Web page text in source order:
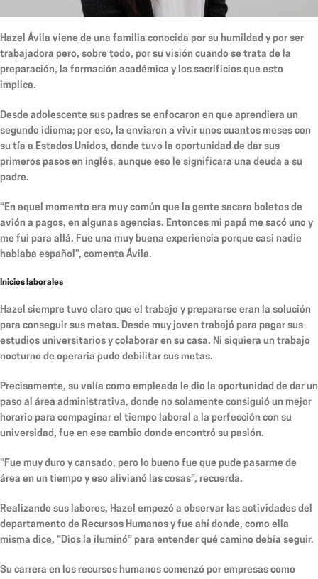
Hazel Ávila viene de una familia conocida por su humildad y por ser
trabajadora pero, sobre todo, por su visión cuando se trata de la
preparación, la formación académica y los sacrificios que esto
implica.
Desde adolescente sus padres se enfocaron en que aprendiera un
segundo idioma; por eso, la enviaron a vivir unos cuantos meses con
su tía a Estados Unidos, donde tuvo la oportunidad de dar sus
primeros pasos en inglés, aunque eso le significara una deuda a su
padre.
“En aquel momento era muy común que la gente sacara boletos de
avión a pagos, en algunas agencias. Entonces mi papá me sacó uno y
me fui para allá. Fue una muy buena experiencia porque casi nadie
hablaba español”, comenta Ávila.
Inicios laborales
Hazel siempre tuvo claro que el trabajo y prepararse eran la solución
para conseguir sus metas. Desde muy joven trabajó para pagar sus
estudios universitarios y colaborar en su casa. Ni siquiera un trabajo
nocturno de operaria pudo debilitar sus metas.
Precisamente, su valía como empleada le dio la oportunidad de dar un
paso al área administrativa, donde no solamente consiguió un mejor
horario para compaginar el tiempo laboral a la perfección con su
universidad, fue en ese cambio donde encontró su pasión.
“Fue muy duro y cansado, pero lo bueno fue que pude pasarme de
área en un tiempo y eso alivianó las cosas”, recuerda.
Realizando sus labores, Hazel empezó a observar las actividades del
departamento de Recursos Humanos y fue ahí donde, como ella
misma dice, “Dios la iluminó” para entender qué camino debía seguir.
Su carrera en los recursos humanos comenzó por empresas como